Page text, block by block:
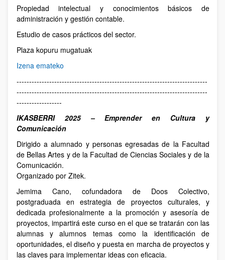
Propiedad intelectual y conocimientos básicos de
administración y gestión contable.
Estudio de casos prácticos del sector.
Plaza kopuru mugatuak
Izena emateko
----------------------------------------------------------------------------
----------------------------------------------------------------------------
------------------
IKASBERRI 2025 – Emprender en Cultura y
Comunicación
Dirigido a alumnado y personas egresadas de la Facultad
de Bellas Artes y de la Facultad de Ciencias Sociales y de la
Comunicación.
Organizado por Zitek.
Jemima Cano, cofundadora de Doos Colectivo,
postgraduada en estrategia de proyectos culturales, y
dedicada profesionalmente a la promoción y asesoría de
proyectos, impartirá este curso en el que se tratarán con las
alumnas y alumnos temas como la identificación de
oportunidades, el diseño y puesta en marcha de proyectos y
las claves para implementar ideas con eficacia.